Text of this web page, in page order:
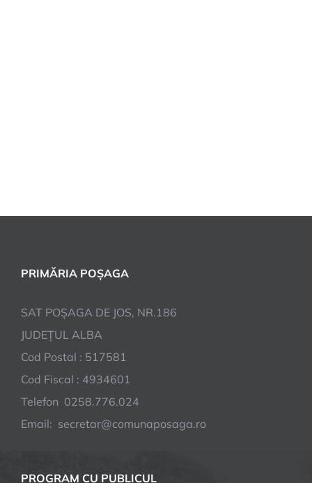
PRIMĂRIA POȘAGA
SAT POȘAGA DE JOS, NR.186
JUDEȚUL ALBA
Cod Postal : 517581
Cod Fiscal : 4934601
Telefon 0258.776.024
Email: secretar@comunaposaga.ro
PROGRAM CU PUBLICUL